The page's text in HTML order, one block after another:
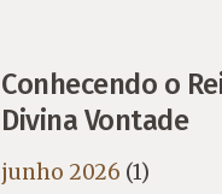
Conhecendo o
Divina Vontade
junho 2026 (1)